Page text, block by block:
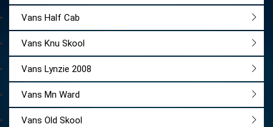
Vans Half Cab
Vans Knu Skool
Vans Lynzie 2008
Vans Mn Ward
Vans Old Skool